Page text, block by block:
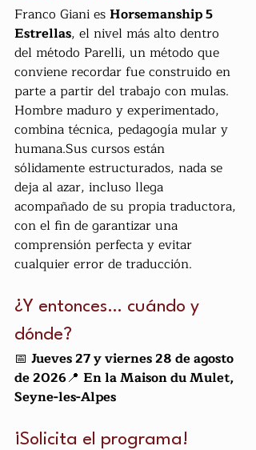
Franco Giani es Horsemanship 5
Estrellas, el nivel más alto dentro
del método Parelli, un método que
conviene recordar fue construido en
parte a partir del trabajo con mulas.
Hombre maduro y experimentado,
combina técnica, pedagogía mular y
humana.Sus cursos están
sólidamente estructurados, nada se
deja al azar, incluso llega
acompañado de su propia traductora,
con el fin de garantizar una
comprensión perfecta y evitar
cualquier error de traducción.
¿Y entonces… cuándo y
dónde?
📅 Jueves 27 y viernes 28 de agosto
de 2026📍 En la Maison du Mulet,
Seyne-les-Alpes
¡Solicita el programa!